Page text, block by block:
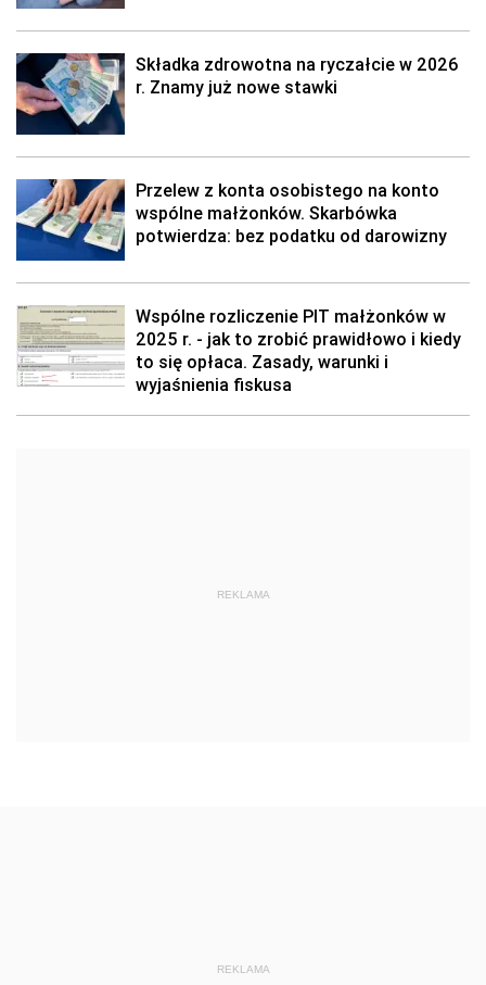
Składka zdrowotna na ryczałcie w 2026
r. Znamy już nowe stawki
Przelew z konta osobistego na konto
wspólne małżonków. Skarbówka
potwierdza: bez podatku od darowizny
Wspólne rozliczenie PIT małżonków w
2025 r. - jak to zrobić prawidłowo i kiedy
to się opłaca. Zasady, warunki i
wyjaśnienia fiskusa
REKLAMA
REKLAMA